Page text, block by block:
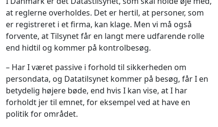
at reglerne overholdes. Det er hertil, at personer, som
er registreret i et firma, kan klage. Men vi må også
forvente, at Tilsynet får en langt mere udfarende rolle
end hidtil og kommer på kontrolbesøg.
– Har I været passive i forhold til sikkerheden om
persondata, og Datatilsynet kommer på besøg, får I en
betydelig højere bøde, end hvis I kan vise, at I har
forholdt jer til emnet, for eksempel ved at have en
politik for området.